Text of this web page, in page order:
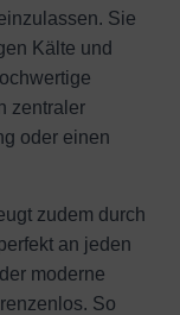
Sie
Kälte und
zentraler
oder einen
zudem durch
an jeden
moderne
So